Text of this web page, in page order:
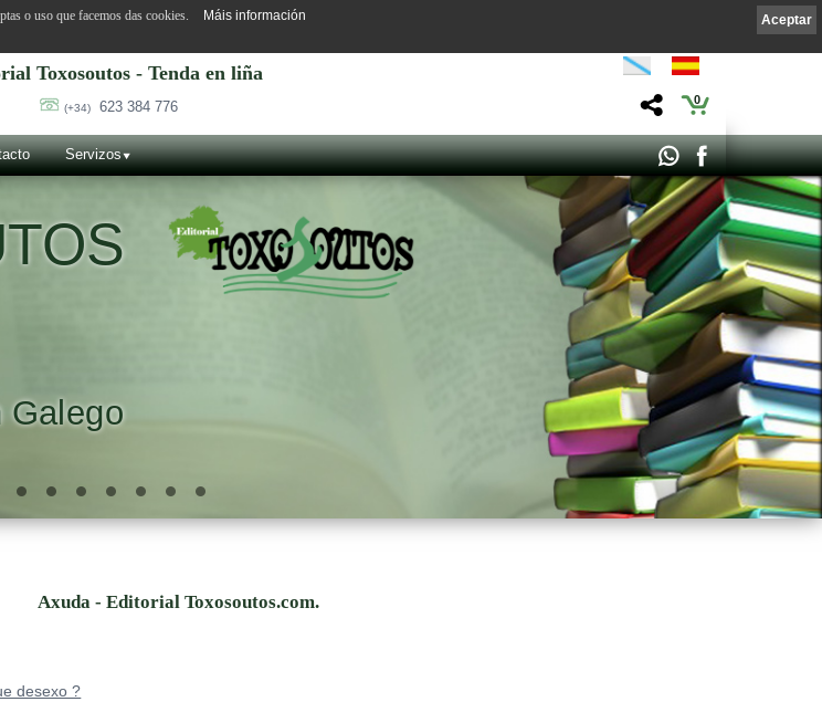
Toxosoutos - Tenda en liña
(+34) 623 384 776 0
Servizos
Axuda - Editorial Toxosoutos.com.
desexo ?
Aceptar
o uso que facemos das cookies. Máis información